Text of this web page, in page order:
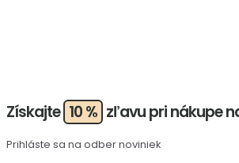
Získajte 10 % zľavu pri nákupe
Prihláste sa na odber noviniek